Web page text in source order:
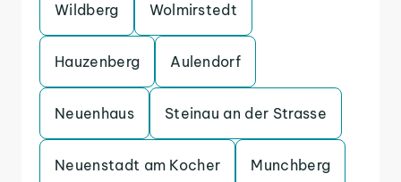
Wildberg Wolmirstedt
Hauzenberg Aulendorf
Neuenhaus Steinau an der Strasse
Neuenstadt am Kocher Munchberg